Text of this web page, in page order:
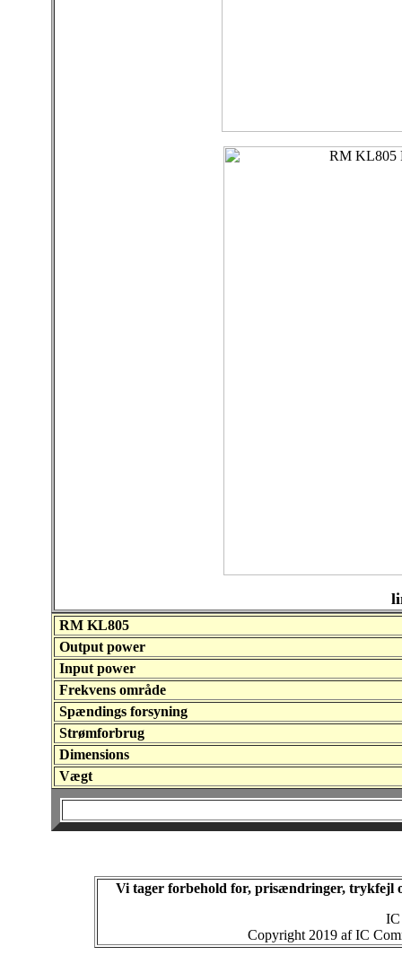
RM KL805
Output power
Input power
Frekvens område
Spændings forsyning
Strømforbrug
Dimensions
Vægt
Vi tager forbehold for, prisændringer, trykfejl
IC
Copyright 2019 af IC